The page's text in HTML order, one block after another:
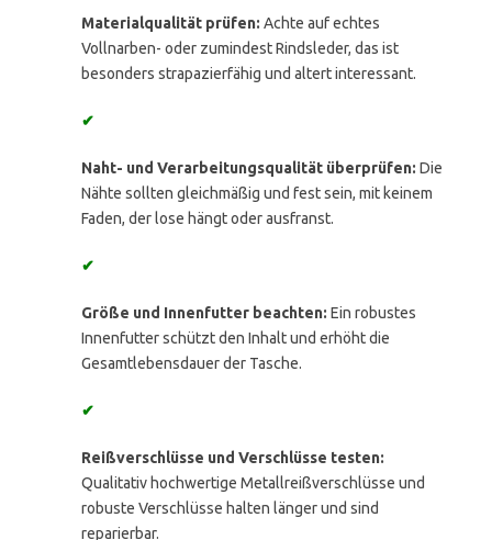
Materialqualität prüfen: Achte auf echtes
Vollnarben- oder zumindest Rindsleder, das ist
besonders strapazierfähig und altert interessant.
✔
Naht- und Verarbeitungsqualität überprüfen: Die
Nähte sollten gleichmäßig und fest sein, mit keinem
Faden, der lose hängt oder ausfranst.
✔
Größe und Innenfutter beachten: Ein robustes
Innenfutter schützt den Inhalt und erhöht die
Gesamtlebensdauer der Tasche.
✔
Reißverschlüsse und Verschlüsse testen:
Qualitativ hochwertige Metallreißverschlüsse und
robuste Verschlüsse halten länger und sind
reparierbar.